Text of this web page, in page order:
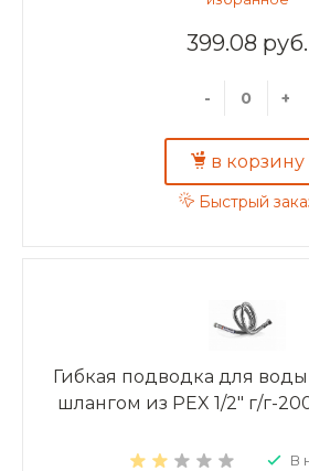
399.08 руб.
- +
в корзину
Быстрый
Гибкая подводка для
шлангом из PEX 1/2" г/г-
В